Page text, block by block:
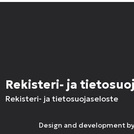
Rekisteri- ja
Rekisteri- ja tietosuojaseloste
Design and development by